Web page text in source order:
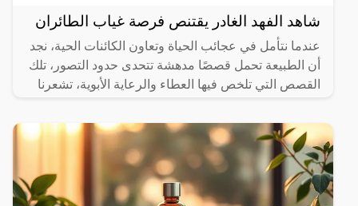
شاهد الفهد الغادر يقتنص فرصة غياب الطائران
عندما نتأمل في عجائب الحياة وتعاون الكائنات الحية، نجد
أن الطبيعة تحمل قصصًا مدهشة تتحدى حدود التصور، تلك
القصص التي تلخص فيها العطاء والرعاية الأبوية، تشعرنا